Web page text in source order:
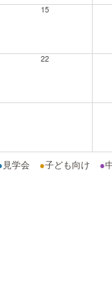
15
22
見学会 ●子ども向け ●